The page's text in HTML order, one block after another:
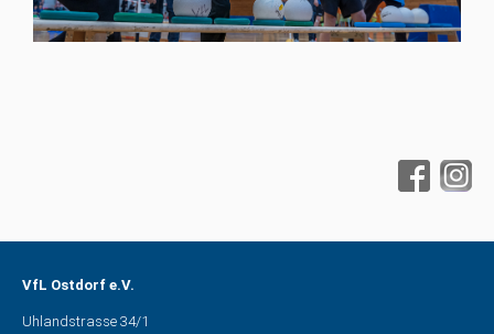
VfL Ostdorf e.V.
Uhlandstrasse 34/1